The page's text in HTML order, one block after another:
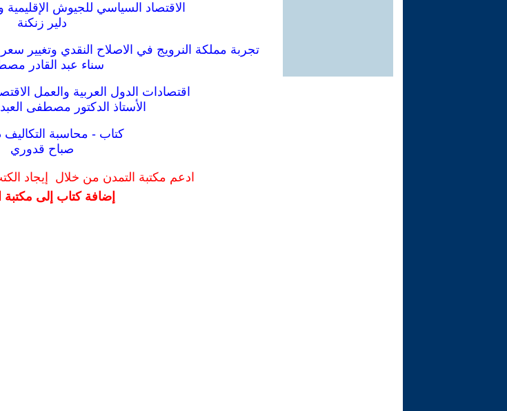
الاقتصاد السياسي للجيوش
دلير زنكنة
تجربة مملكة النرويج في الاصلاح النقدي وتغيير
سناء عبد القادر
اقتصادات الدول العربية والعمل
الأستاذ الدكتور مصطفى
كتاب - محاسبة
صباح قدوري
ادعم مكتبة التمدن من خلال إيجاد
إضافة كتاب إلى مكتبة